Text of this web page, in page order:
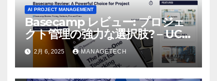
AI PROJECT MANAGEMENT
Basecamp レビュー: プロジェ
クト管理の強力な選択肢? – UC
Today
2月 6, 2025 MANAGETECH